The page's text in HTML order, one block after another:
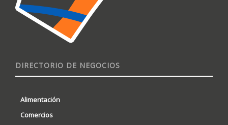
DIRECTORIO DE NEGOCIOS
Alimentación
Comercios